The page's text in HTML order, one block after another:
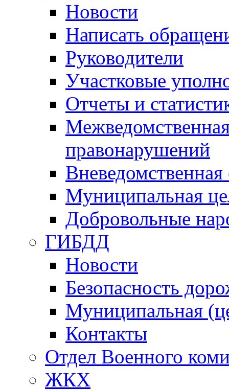
Новости
Написать
Руководители
Участковые
Отчеты и
правонарушений
Вневедомственная
Муниципальная
Добровольные
ГИБДД
Новости
Безопасность
Муниципальная
Контакты
Отдел Военного
ЖКХ